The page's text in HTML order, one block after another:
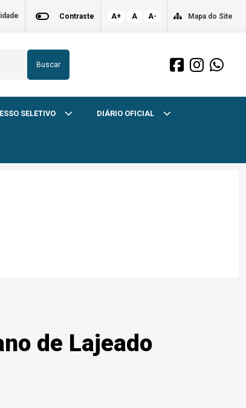
Contraste A+ A A- Mapa do Site
Buscar
SELETIVO DIÁRIO OFICIAL
de Lajeado